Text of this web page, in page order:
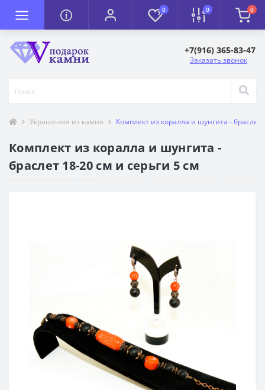
0 0 0
+7(916) 365-83-47
Заказать звонок
Украшения из камня Комплект из коралла и шунгита - браслет
Комплект из коралла и шунгита -
браслет 18-20 см и серьги 5 см